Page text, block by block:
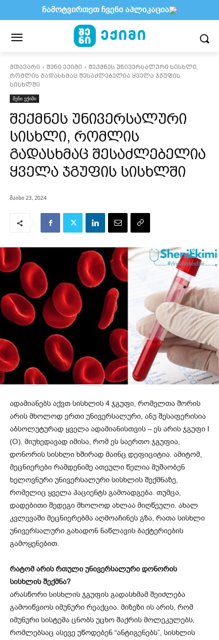
მთავარი შენი ექიმი
შექმნეს უნივერსალური სისხლი,
რომლის გადასხმაც შესაძლებელია ყველა ჯგუფის
სისხლში
შენი ექიმი
შექმნეს უნივერსალური
სისხლი, რომლის
გადასხმაც შესაძლებელია
ყველა ჯგუფის სისხლში
მაისი 23, 2024
ადამიანებს აქვთ სისხლის 4 ჯგუფი, რომელთა შორის
არის მხოლოდ ერთი უნივერსალური, ანუ შესაფერისია
აბსოლუტურად ყველა ადამიანისთვის – ეს არის ჯგუფი I
(O). მიუხედავად იმისა, რომ ეს საერთო ჯგუფია,
დონორის სისხლი ხშირად მაინც დეფიციტია. ამიტომ,
მეცნიერები რამდენიმე ათეული წელია მუშაობენ
ხელოვნური უნივერსალური სისხლის შექმნაზე,
რომელიც ყველა პაციენტს გამოადგება. თუმცა,
დადებითი შედეგი მხოლოდ ახლაა მიღწეული. ახალ
კვლევაში მეცნიერებმა აღმოაჩინეს გზა, რათა სისხლი
უნივერსალური გახადონ ნაწლავის ბაქტერიების
გამოყენებით.
რატომ არის რთული უნივერსალური დონორის
სისხლის შექმნა?
არასწორი სისხლის ჯგუფის გადასხმამ შეიძლება
გამოიწვიოს იმუნური რეაქცია. მიზეზი ის არის, რომ
იმუნური სისტემა ცნობს უცხო შაქრის მოლეკულებს,
რომლებსაც ასევე უწოდებენ “ანტიგენებს”, სისხლის
ჩამოტვირთეთ ჩვენი აპლიკაცია